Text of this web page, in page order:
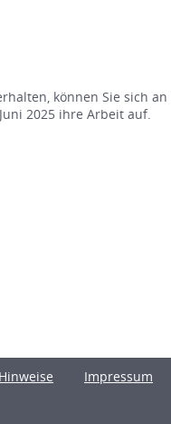
können Sie sich
2025 ihre Arbeit auf.
Impressum